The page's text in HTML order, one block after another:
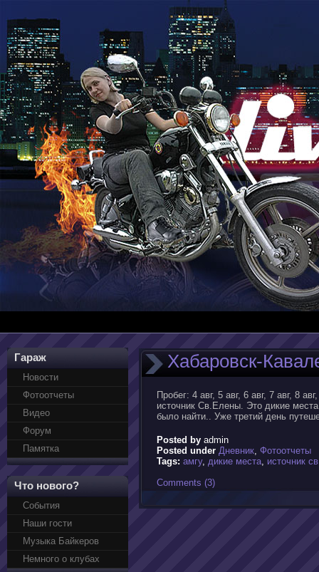
Гараж
Новости
Фотоотчеты
Видео
Форум
Памятка
Что нового?
События
Наши гости
Музыка Байкеров
Немного о клубах
Хабаровск-
Пробег: 4 авг, 5 авг, 6 авг, 7 авг, 8
источник Св.Елены. Это дикие
было найти.. Уже третий день
Posted by admin
Posted under Дневник, Фотоотчеты
Tags: амгу, дикие места, источник
Comments (3)